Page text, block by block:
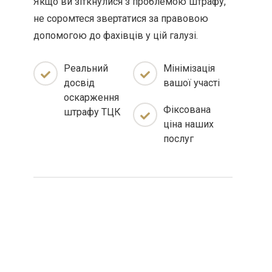
не соромтеся звертатися за правовою
допомогою до фахівців у цій галузі.
Реальний
досвід
оскарження
штрафу ТЦК
Мінімізація
вашої участі
Фіксована
ціна наших
послуг